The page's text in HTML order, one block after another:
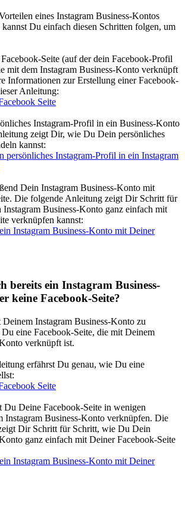
eines Instagram Business-Kontos
Du einfach diesen Schritten folgen, um
Seite (auf der dein Facebook-Profil
mit dem Instagram Business-Konto verknüpft
Informationen zur Erstellung einer Facebook-
Anleitung:
Seite
Instagram-Profil in ein Business-Konto
zeigt Dir, wie Du Dein persönliches
kannst:
persönliches Instagram-Profil in ein Instagram
Dein Instagram Business-Konto mit
Die folgende Anleitung zeigt Dir Schritt für
Business-Konto ganz einfach mit
verknüpfen kannst:
Instagram Business-Konto mit Deiner
bereits ein Instagram Business-
keine Facebook-Seite?
Instagram Business-Konto zu
eine Facebook-Seite, die mit Deinem
verknüpft ist.
erfährst Du genau, wie Du eine
Seite
Du Deine Facebook-Seite in wenigen
Instagram Business-Konto verknüpfen. Die
Dir Schritt für Schritt, wie Du Dein
ganz einfach mit Deiner Facebook-Seite
Instagram Business-Konto mit Deiner